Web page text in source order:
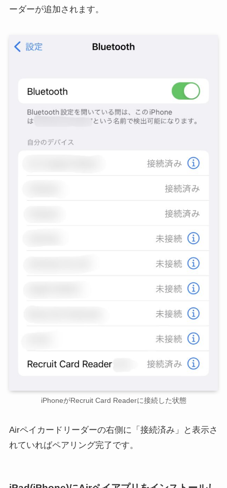
ーダーが追加されます。
iPhoneがRecruit Card Readerに接続した状態
Airペイカードリーダーの右側に「接続済み」と表示さ
れていればペアリング完了です。